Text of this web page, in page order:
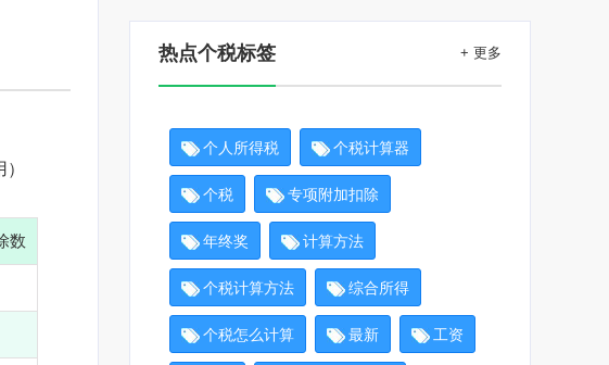
数
热点个税标签 + 更多
个人所得税 个税计算器
个税 专项附加扣除
年终奖 计算方法
个税计算方法 综合所得
个税怎么计算 最新 工资